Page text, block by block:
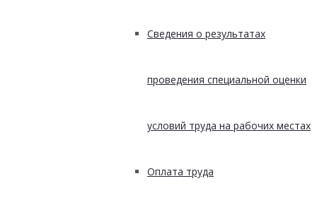
Сведения о результатах
проведения специальной оценки
условий труда на рабочих местах
Оплата труда